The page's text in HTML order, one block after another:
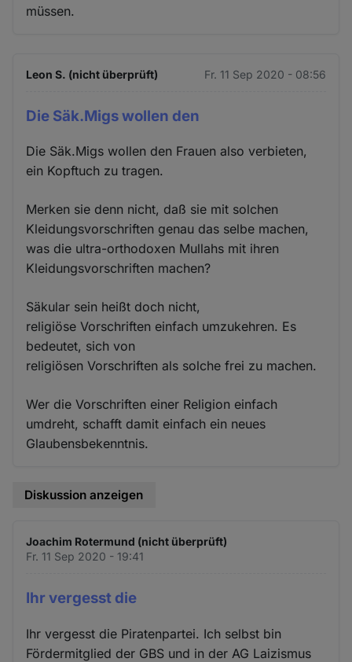
müssen.
Leon S. (nicht überprüft) Fr. 11 Sep 2020 - 08:56
Die Säk.Migs wollen den
Die Säk.Migs wollen den Frauen also verbieten,
ein Kopftuch zu tragen.
Merken sie denn nicht, daß sie mit solchen
Kleidungsvorschriften genau das selbe machen,
was die ultra-orthodoxen Mullahs mit ihren
Kleidungsvorschriften machen?
Säkular sein heißt doch nicht,
religiöse Vorschriften einfach umzukehren. Es
bedeutet, sich von
religiösen Vorschriften als solche frei zu machen.
Wer die Vorschriften einer Religion einfach
umdreht, schafft damit einfach ein neues
Glaubensbekenntnis.
Diskussion anzeigen
Joachim Rotermund (nicht überprüft)
Fr. 11 Sep 2020 - 19:41
Ihr vergesst die
Ihr vergesst die Piratenpartei. Ich selbst bin
Fördermitglied der GBS und in der AG Laizismus